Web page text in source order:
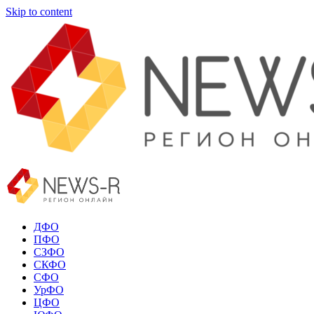
Skip to content
ДФО
ПФО
СЗФО
СКФО
СФО
УрФО
ЦФО